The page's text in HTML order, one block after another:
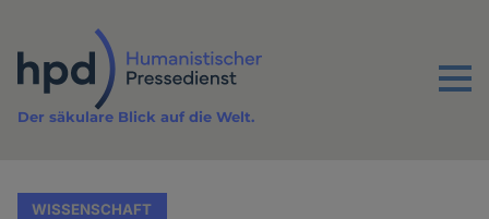
Inhalt
Menu
Der säkulare Blick auf die Welt.
WISSENSCHAFT